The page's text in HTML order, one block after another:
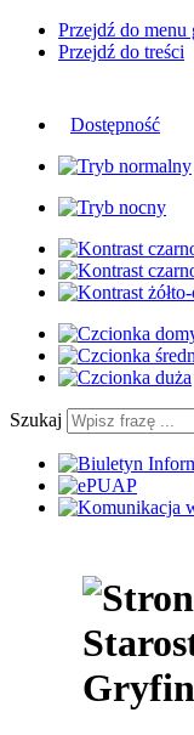
Przejdź do menu
Przejdź do treści
Dostępność
Szukaj